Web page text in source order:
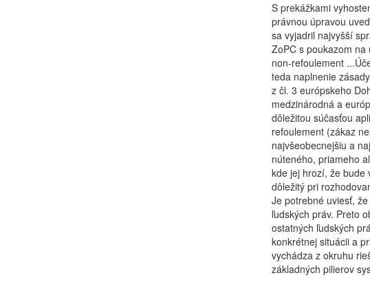
S prekážkami
právnou úpravou
sa vyjadril najvyšší
ZoPC s poukazom
non-refoulement
teda naplnenie
z čl. 3 európskeho
medzinárodná a
dôležitou súčasťou
refoulement (zákaz
najvšeobecnejšiu a
núteného, priameho
kde jej hrozí, že bude
dôležitý pri
Je potrebné uviesť,
ľudských práv. Preto
ostatných ľudských
konkrétnej situácii a
vychádza z okruhu
základných pilierov